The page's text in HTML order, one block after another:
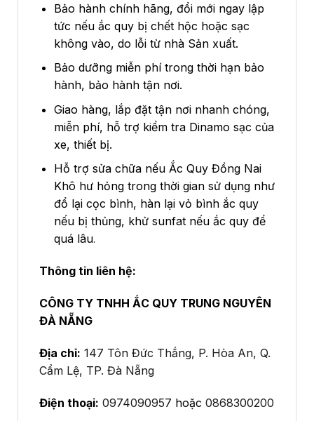
Bảo hành chính hãng, đổi mới ngay lập
tức nếu ắc quy bị chết hộc hoặc sạc
không vào, do lỗi từ nhà Sản xuất.
Bảo dưỡng miễn phí trong thời hạn bảo
hành, bảo hành tận nơi.
Giao hàng, lắp đặt tận nơi nhanh chóng,
miễn phí, hỗ trợ kiểm tra Dinamo sạc của
xe, thiết bị.
Hỗ trợ sửa chữa nếu Ắc Quy Đồng Nai
Khô hư hỏng trong thời gian sử dụng như
đổ lại cọc bình, hàn lại vỏ bình ắc quy
nếu bị thủng, khử sunfat nếu ắc quy để
quá lâu.
Thông tin liên hệ:
CÔNG TY TNHH ẮC QUY TRUNG NGUYÊN
ĐÀ NẴNG
Địa chỉ: 147 Tôn Đức Thắng, P. Hòa An, Q.
Cẩm Lệ, TP. Đà Nẵng
Điện thoại: 0974090957 hoặc 0868300200